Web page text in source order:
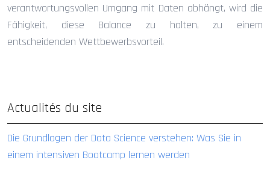
verantwortungsvollen Umgang mit Daten abhängt, wird die
Fähigkeit, diese Balance zu halten, zu einem
entscheidenden Wettbewerbsvorteil.
Actualités du site
Die Grundlagen der Data Science verstehen: Was Sie in
einem intensiven Bootcamp lernen werden